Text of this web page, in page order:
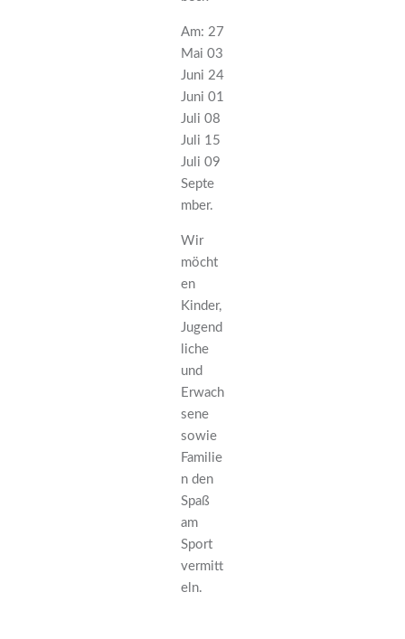
Am: 27
Mai 03
Juni 24
Juni 01
Juli 08
Juli 15
Juli 09
Septe
mber.
Wir
möcht
en
Kinder,
Jugend
liche
und
Erwach
sene
sowie
Familie
n den
Spaß
am
Sport
vermitt
eln.